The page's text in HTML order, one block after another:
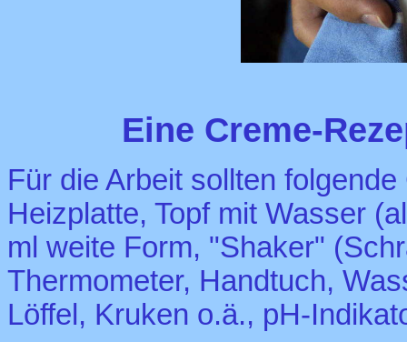
Eine Creme-
Für die Arbeit sollten
Heizplatte, Topf mit Wasser
ml weite Form, "Shaker"
Thermometer, Handtuch,
Löffel, Kruken o.ä., pH-